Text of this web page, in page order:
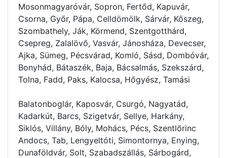
Mosonmagyaróvár, Sopron, Fertőd, Kapuvár,
Csorna, Győr, Pápa, Celldömölk, Sárvár, Kőszeg,
Szombathely, Ják, Körmend, Szentgotthárd,
Csepreg, Zalalövő, Vasvár, Jánosháza, Devecser,
Ajka, Sümeg, Pécsvárad, Komló, Sásd, Dombóvár,
Bonyhád, Bátaszék, Baja, Bácsalmás, Szekszárd,
Tolna, Fadd, Paks, Kalocsa, Hőgyész, Tamási
Balatonboglár, Kaposvár, Csurgó, Nagyatád,
Kadarkút, Barcs, Szigetvár, Sellye, Harkány,
Siklós, Villány, Bóly, Mohács, Pécs, Szentlőrinc
Andocs, Tab, Lengyeltóti, Simontornya, Enying,
Dunaföldvár, Solt, Szabadszállás, Sárbogárd,